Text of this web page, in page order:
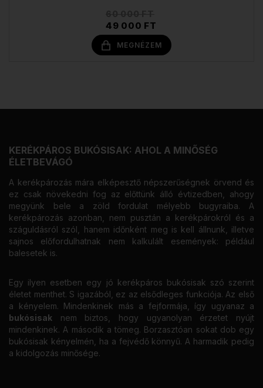
49 000 FT
MEGNÉZEM
KERÉKPÁROS BUKÓSISAK: AHOL A MINŐSÉG
ÉLETBEVÁGÓ
A kerékpározás mára elképesztő népszerűségnek örvend és
ez csak növekedni fog az előttünk álló évtizedben, ahogy
megyünk bele a zöld fordulat mélyebb bugyraiba. A
kerékpározás azonban, nem pusztán a kerékpárokról és a
száguldásról szól, hanem időnként meg is kell állnunk, illetve
sajnos előfordulhatnak nem kalkulált események: például
balesetek is.
Egy ilyen esetben egy jó kerékpáros bukósisak szó szerint
életet menthet. S igazából, ez az elsődleges funkciója. Az első
a kényelem. Mindenkinek más a fejformája, így ugyanaz a
bukósisak nem biztos, hogy ugyanolyan érzetet nyújt
mindenkinek. A második a tömeg. Borzasztóan sokat dob egy
bukósisak kényelmén, ha a fejvédő könnyű. A harmadik pedig
a kidolgozás minősége.